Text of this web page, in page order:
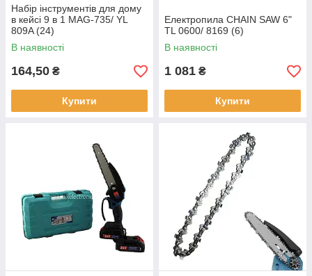
Набір інструментів для дому
в кейсі 9 в 1 MAG-735/ YL
809A (24)
В наявності
164,50 ₴
Купити
Електропила CHAIN SAW 6"
TL 0600/ 8169 (6)
В наявності
1 081 ₴
Купити